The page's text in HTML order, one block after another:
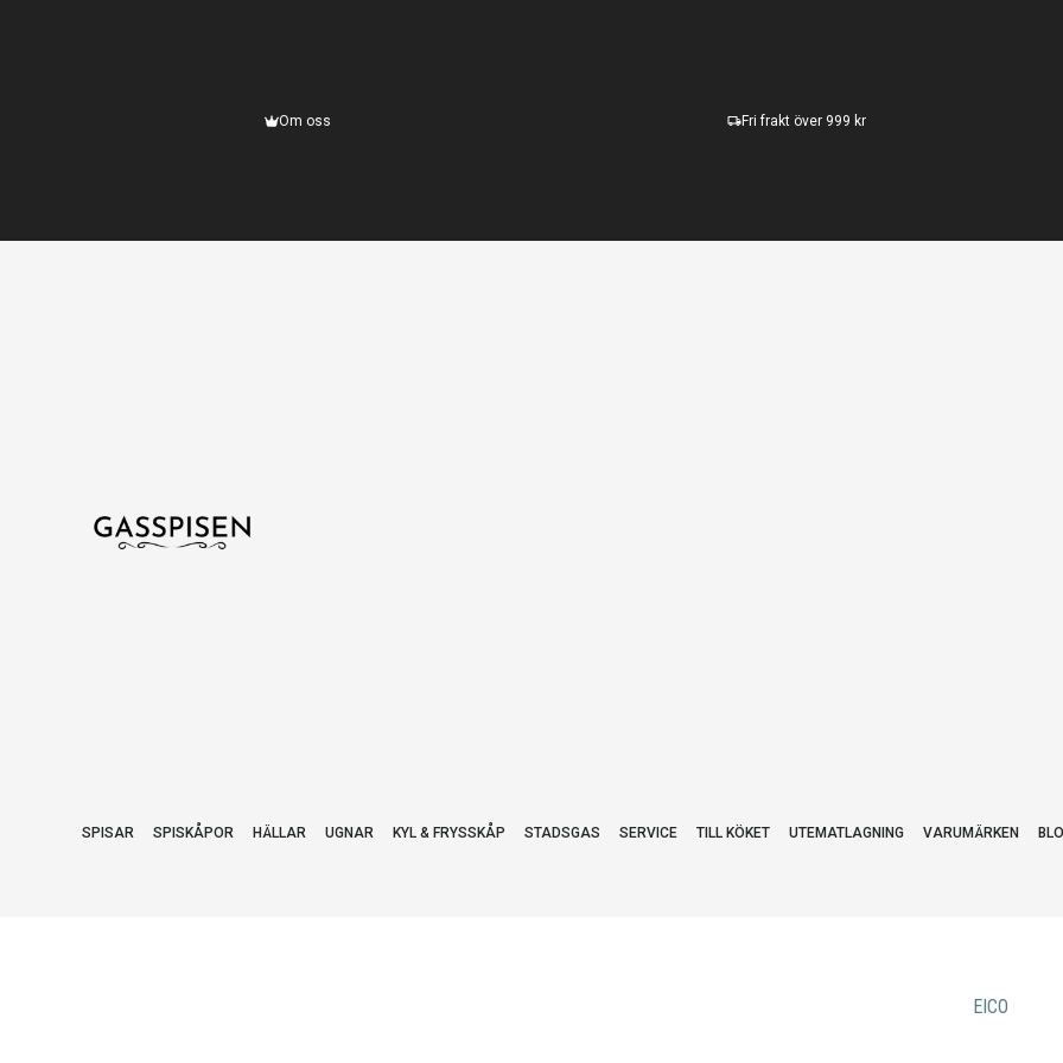
Om oss Fri frakt över 999 kr
SPISAR SPISKÅPOR HÄLLAR UGNAR KYL & FRYSSKÅP STADSGAS SERVICE TILL KÖKET UTEMATLAGNING VARUMÄRKEN
EICO